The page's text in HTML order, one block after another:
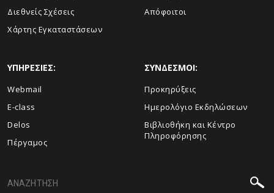
Διεθνείς Σχέσεις
Χάρτης Εγκαταστάσεων
Απόφοιτοι
ΥΠΗΡΕΣΙΕΣ:
Webmail
E-class
Delos
Πέργαμος
ΣΥΝΔΕΣΜΟΙ:
Προκηρύξεις
Ημερολόγιο Εκδηλώσεων
Βιβλιοθήκη και Κέντρο
Πληροφόρησης